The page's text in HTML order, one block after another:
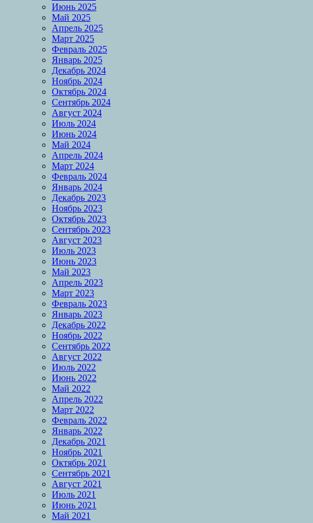
Июнь 2025
Май 2025
Апрель 2025
Март 2025
Февраль 2025
Январь 2025
Декабрь 2024
Ноябрь 2024
Октябрь 2024
Сентябрь 2024
Август 2024
Июль 2024
Июнь 2024
Май 2024
Апрель 2024
Март 2024
Февраль 2024
Январь 2024
Декабрь 2023
Ноябрь 2023
Октябрь 2023
Сентябрь 2023
Август 2023
Июль 2023
Июнь 2023
Май 2023
Апрель 2023
Март 2023
Февраль 2023
Январь 2023
Декабрь 2022
Ноябрь 2022
Сентябрь 2022
Август 2022
Июль 2022
Июнь 2022
Май 2022
Апрель 2022
Март 2022
Февраль 2022
Январь 2022
Декабрь 2021
Ноябрь 2021
Октябрь 2021
Сентябрь 2021
Август 2021
Июль 2021
Июнь 2021
Май 2021